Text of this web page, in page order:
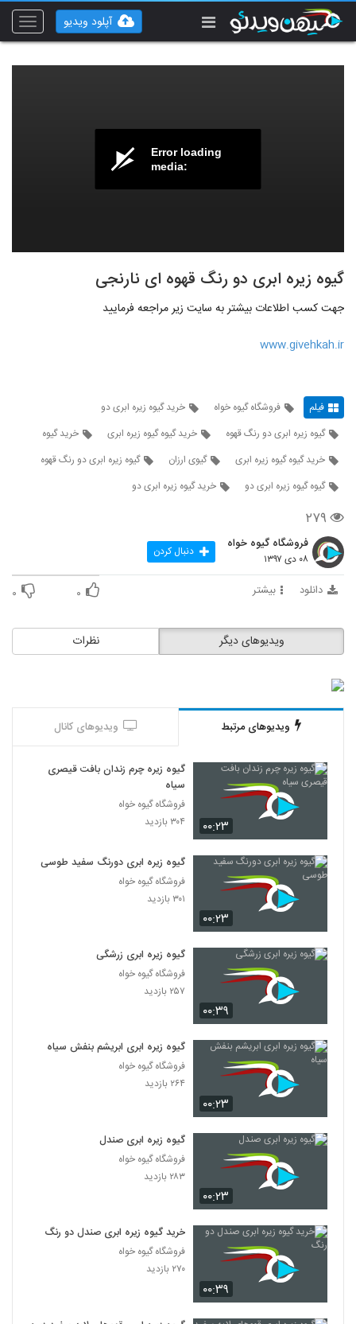
Toggle
آپلود ویدیو
Error loading
media:
گیوه زیره ابری دو رنگ قهوه ای نارنجی
جهت کسب اطلاعات بیشتر به سایت زیر مراجعه فرمایید
www.givehkah.ir
فیلم فروشگاه گیوه خواه
خرید گیوه زیره ابری دو
گیوه زیره ابری دو رنگ قهوه
خرید گیوه گیوه زیره ابری
خرید گیوه
خرید گیوه گیوه زیره ابری
گیوی ارزان
گیوه زیره ابری دو رنگ قهوه
گیوه گیوه زیره ابری دو
خرید گیوه زیره ابری دو
۲۷۹
فروشگاه گیوه خواه
۰۸ دی ۱۳۹۷ دنبال کردن
دانلود بیشتر ۰ ۰
نظرات ویدیوهای دیگر
ویدیوهای مرتبط ویدیوهای کانال
۰۰:۲۳
گیوه زیره چرم زندان بافت قیصری
سیاه
فروشگاه گیوه خواه
۳۰۴ بازدید
۰۰:۲۳
گیوه زیره ابری دورنگ سفید طوسی
فروشگاه گیوه خواه
۳۰۱ بازدید
۰۰:۳۹
گیوه زیره ابری زرشگی
فروشگاه گیوه خواه
۲۵۷ بازدید
۰۰:۲۳
گیوه زیره ابری ابریشم بنفش سیاه
فروشگاه گیوه خواه
۲۶۴ بازدید
۰۰:۲۳
گیوه زیره ابری صندل
فروشگاه گیوه خواه
۲۸۳ بازدید
۰۰:۳۹
خرید گیوه زیره ابری صندل دو رنگ
فروشگاه گیوه خواه
۲۷۰ بازدید